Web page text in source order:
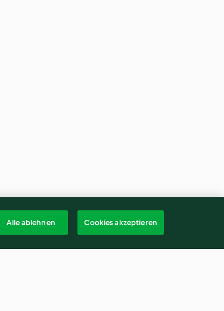
Alle ablehnen Cookies akzeptieren